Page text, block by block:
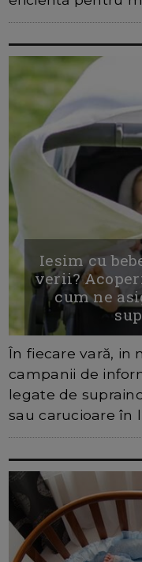
Iesim cu
verii?
cum ne
În fiecare vară, in
campanii de
legate de
sau carucioare în